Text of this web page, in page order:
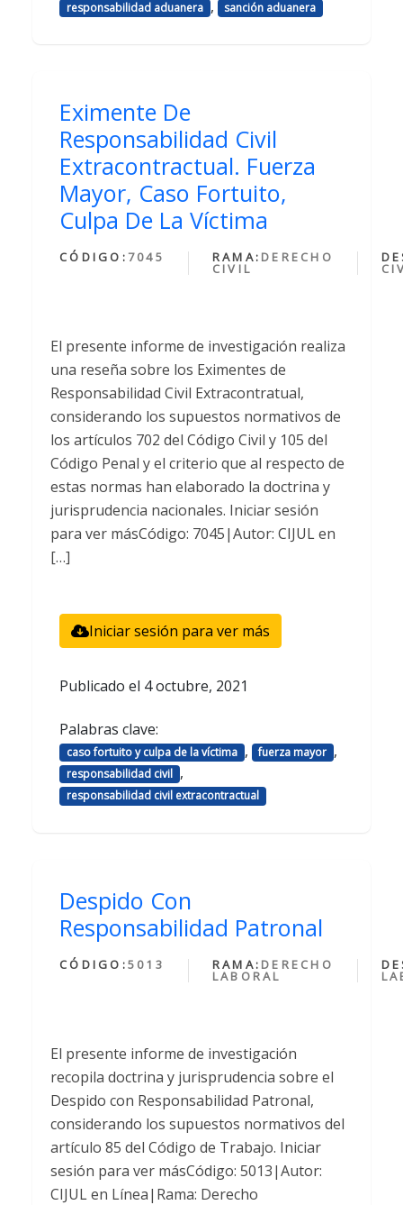
responsabilidad aduanera , sanción aduanera
Eximente De
Responsabilidad Civil
Extracontractual. Fuerza
Mayor, Caso Fortuito,
Culpa De La Víctima
CÓDIGO: 7045 RAMA: DERECHO
CIVIL
El presente informe de investigación realiza
una reseña sobre los Eximentes de
Responsabilidad Civil Extracontratual,
considerando los supuestos normativos de
los artículos 702 del Código Civil y 105 del
Código Penal y el criterio que al respecto de
estas normas han elaborado la doctrina y
jurisprudencia nacionales. Iniciar sesión
para ver másCódigo: 7045|Autor: CIJUL en
[…]
Iniciar sesión para ver más
Publicado el 4 octubre, 2021
Palabras clave:
caso fortuito y culpa de la víctima , fuerza mayor ,
responsabilidad civil ,
responsabilidad civil extracontractual
Despido Con
Responsabilidad Patronal
CÓDIGO:5013 RAMA: DERECHO
LABORAL
El presente informe de investigación
recopila doctrina y jurisprudencia sobre el
Despido con Responsabilidad Patronal,
considerando los supuestos normativos del
artículo 85 del Código de Trabajo. Iniciar
sesión para ver másCódigo: 5013|Autor:
CIJUL en Línea|Rama: Derecho